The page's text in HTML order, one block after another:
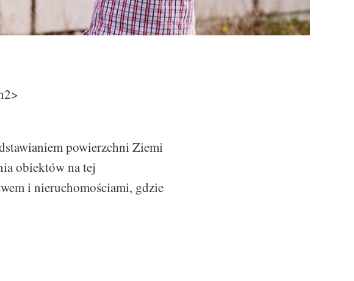
powierzchni Ziemi
obiektów na tej
i nieruchomościami, gdzie